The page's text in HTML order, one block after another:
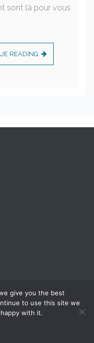
sont là pour vous
READING
give you the best
to use this site we
with it.